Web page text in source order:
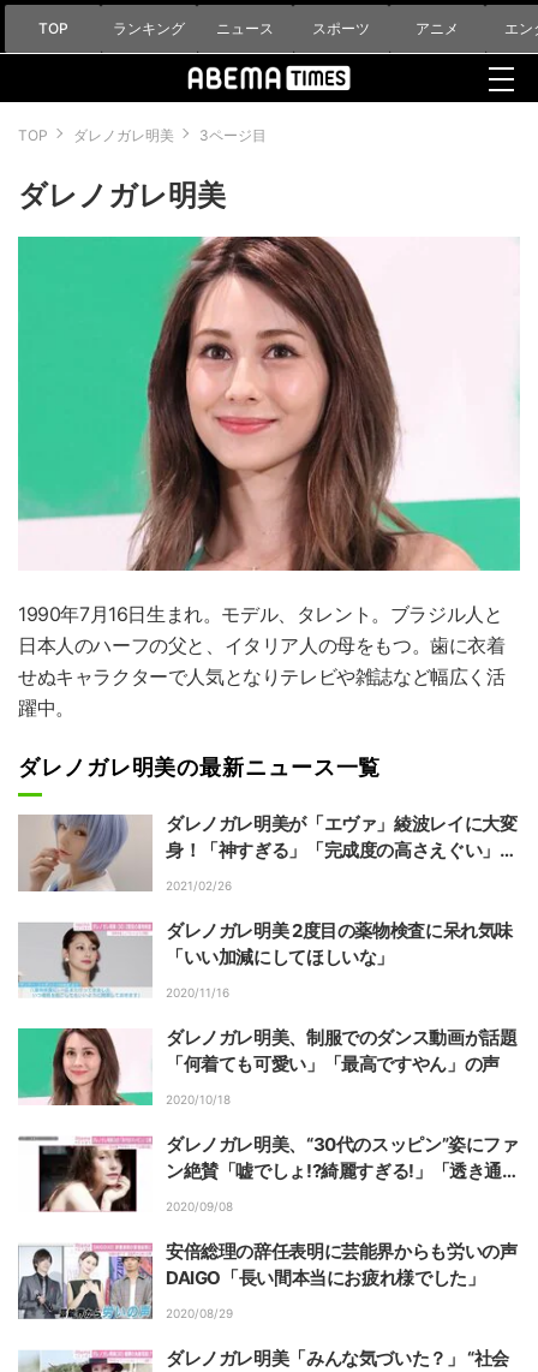
TOP ランキング ニュース スポーツ アニメ エン
TOP ダレノガレ明美 3ページ目
ダレノガレ明美
1990年7月16日生まれ。モデル、タレント。ブラジル人と
日本人のハーフの父と、イタリア人の母をもつ。歯に衣着
せぬキャラクターで人気となりテレビや雑誌など幅広く活
躍中。
ダレノガレ明美の最新ニュース一覧
ダレノガレ明美が「エヴァ」綾波レイに大変
身！「神すぎる」「完成度の高さえぐい」と
絶賛の嵐
2021/02/26
ダレノガレ明美 2度目の薬物検査に呆れ気味
「いい加減にしてほしいな」
2020/11/16
ダレノガレ明美、制服でのダンス動画が話題
「何着ても可愛い」「最高ですやん」の声
2020/10/18
ダレノガレ明美、“30代のスッピン”姿にファ
ン絶賛「嘘でしょ!?綺麗すぎる!」「透き通る
肌」
2020/09/08
安倍総理の辞任表明に芸能界からも労いの声
DAIGO「長い間本当にお疲れ様でした」
2020/08/29
ダレノガレ明美「みんな気づいた？」 “社会